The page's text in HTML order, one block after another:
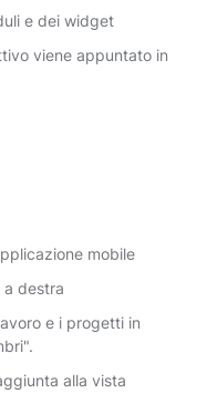
e dei widget
viene appuntato in
mobile
a destra
e i progetti in
alla vista